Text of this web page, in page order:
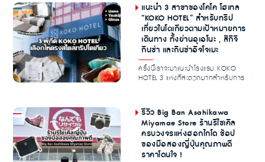
แนะนำ 3 สาขาของโคโค โฮเทล
“KOKO HOTEL” สำหรับทริป
เที่ยวในโตเกียวตามเป้าหมายการ
เดินทาง ทั้งย่านอุเอโนะ , สึกิจิ
กินซ่า และกินซ่าอิจโจเมะ
ครั้งนี้เราจะมาแนะนำโรงแรม KOKO
HOTEL 3 แห่งที่สะดวกมากสำหรับการ
รีวิว Big Ban Asahikawa
Miyamae Store ร้านรีไซเคิล
ครบวงจรแห่งฮอกไกโด ช้อป
ของมือสองญี่ปุ่นคุณภาพดี
ราคาโดนใจ !